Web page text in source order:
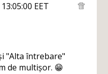
EET
"Alta întrebare"
de multișor. 😁